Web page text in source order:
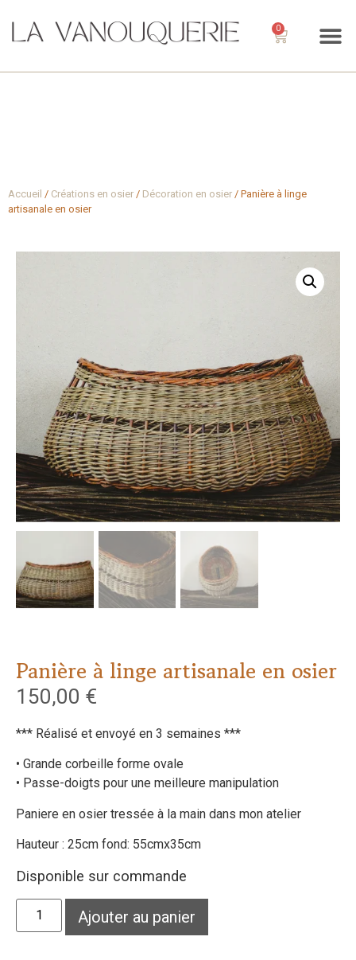
0
Accueil / Créations en osier / Décoration en osier / Panière à linge
artisanale en osier
Panière à linge artisanale en osier
150,00 €
*** Réalisé et envoyé en 3 semaines ***
• Grande corbeille forme ovale
• Passe-doigts pour une meilleure manipulation
Paniere en osier tressée à la main dans mon atelier
Hauteur : 25cm fond: 55cmx35cm
Disponible sur commande
Ajouter au panier